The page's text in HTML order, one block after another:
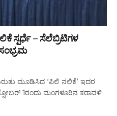
ಸ್ಪರ್ಧೆ – ಸೆಲೆಬ್ರಿಟಿಗಳ
ಮೂಡಿಸಿದ ‘ಪಿಲಿ ನಲಿಕೆ’ ಇದರ
1ರಂದು ಮಂಗಳೂರಿನ ಕರಾವಳಿ